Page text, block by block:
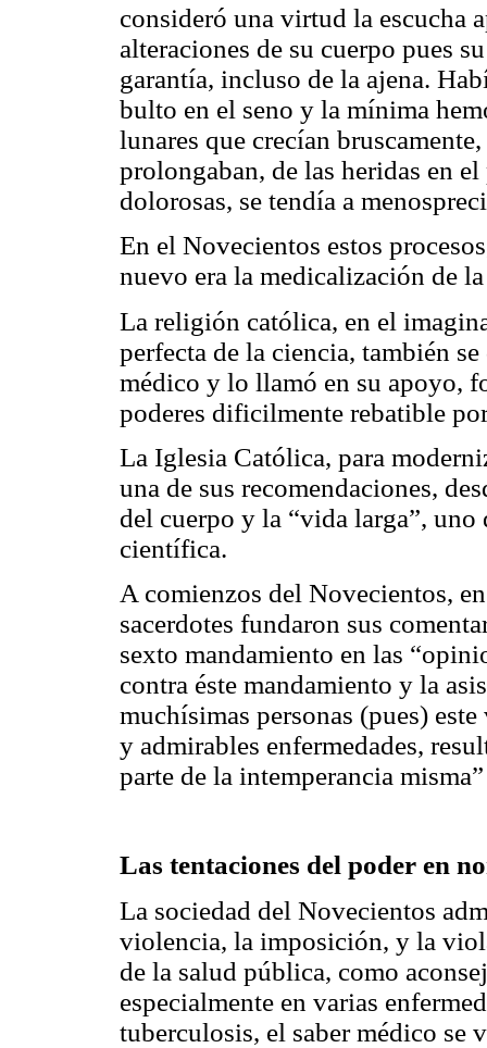
consideró una virtud la escucha
alteraciones de su cuerpo pues
garantía, incluso de la ajena.
bulto en el seno y la mínima
lunares que crecían
prolongaban, de las heridas en
dolorosas, se tendía a
En el Novecientos estos
nuevo era la medicalización de
La religión católica, en el
perfecta de la ciencia, también
médico y lo llamó en su apoyo,
poderes dificilmente rebatible
La Iglesia Católica, para
una de sus recomendaciones,
del cuerpo y la “vida larga”,
científica.
A comienzos del Novecientos,
sacerdotes fundaron sus
sexto mandamiento en las
contra éste mandamiento y la
muchísimas personas (pues)
y admirables enfermedades,
parte de la intemperancia
Las tentaciones del poder en
La sociedad del Novecientos
violencia, la imposición, y la
de la salud pública, como
especialmente en varias
tuberculosis, el saber médico se